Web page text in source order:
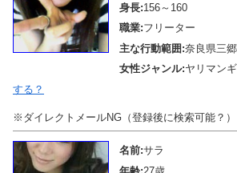
身長:156～160
職業:フリーター
主な行動範囲:奈良県三
女性ジャンル:ヤリマン
する？
※ダイレクトメールNG（登録後に検索可能？）
名前:サラ